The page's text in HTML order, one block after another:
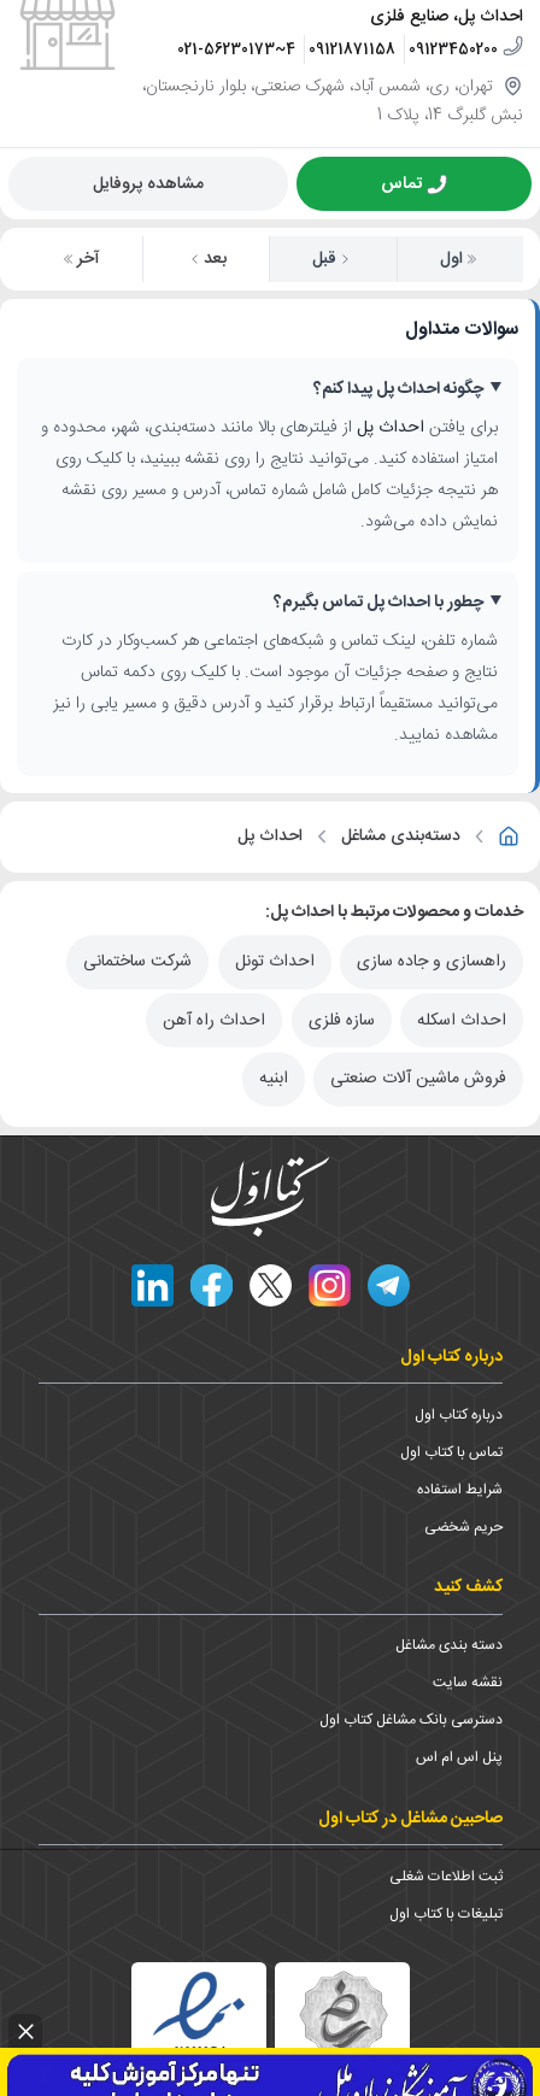
احداث پل، صنایع فلزی
09123450200
09121871158
021-56230173~4
تهران، ری، شمس آباد، شهرک صنعتی، بلوار نارنجستان،
نبش گلبرگ 14، پلاک 1
تماس مشاهده پروفایل
اول قبل بعد آخر
سوالات متداول
چگونه احداث پل پیدا کنم؟
برای یافتن احداث پل از فیلترهای بالا مانند دسته‌بندی، شهر، محدوده و
امتیاز استفاده کنید. می‌توانید نتایج را روی نقشه ببینید، با کلیک روی
هر نتیجه جزئیات کامل شامل شماره تماس، آدرس و مسیر روی نقشه
نمایش داده می‌شود.
چطور با احداث پل تماس بگیرم؟
شماره تلفن، لینک تماس و شبکه‌های اجتماعی هر کسب‌وکار در کارت
نتایج و صفحه جزئیات آن موجود است. با کلیک روی دکمه تماس
می‌توانید مستقیماً ارتباط برقرار کنید و آدرس دقیق و مسیر یابی را نیز
مشاهده نمایید.
دسته‌بندی مشاغل احداث پل
خدمات و محصولات مرتبط با احداث پل:
راهسازی و جاده سازی
احداث تونل شرکت ساختمانی
احداث اسکله سازه فلزی احداث راه آهن
فروش ماشین آلات صنعتی ابنیه
درباره کتاب اول
درباره کتاب اول
تماس با کتاب اول
شرایط استفاده
حریم شخضی
کشف کنید
دسته بندی مشاغل
نقشه سایت
دسترسی بانک مشاغل کتاب اول
پنل اس ام اس
صاحبین مشاغل در کتاب اول
ثبت اطلاعات شغلی
تبلیغات با کتاب اول